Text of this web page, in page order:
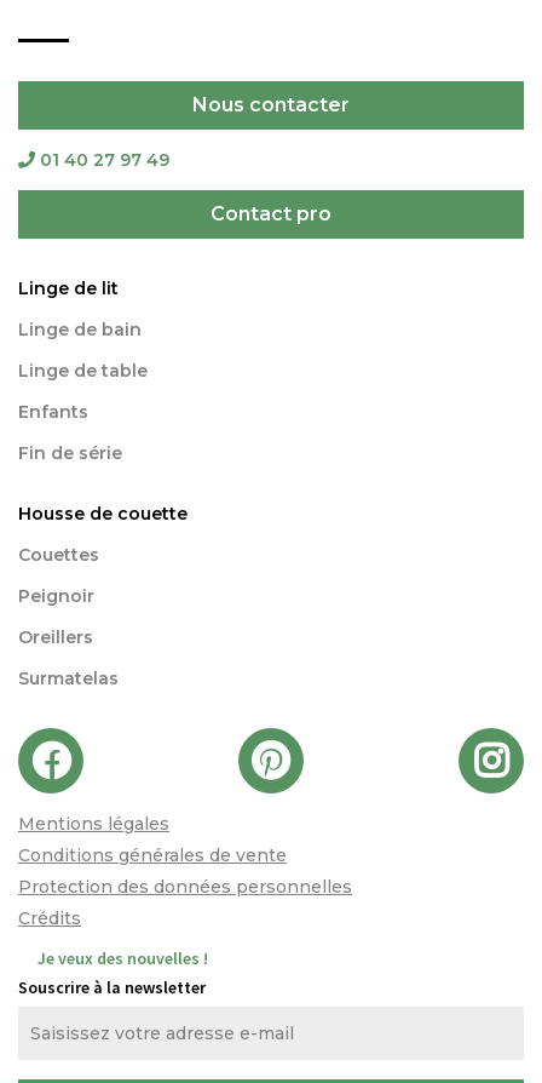
Nous contacter
01 40 27 97 49
Contact pro
Linge de lit
Linge de bain
Linge de table
Enfants
Fin de série
Housse de couette
Couettes
Peignoir
Oreillers
Surmatelas
Mentions légales
Conditions générales de vente
Protection des données personnelles
Crédits
Je veux des nouvelles !
Souscrire à la newsletter